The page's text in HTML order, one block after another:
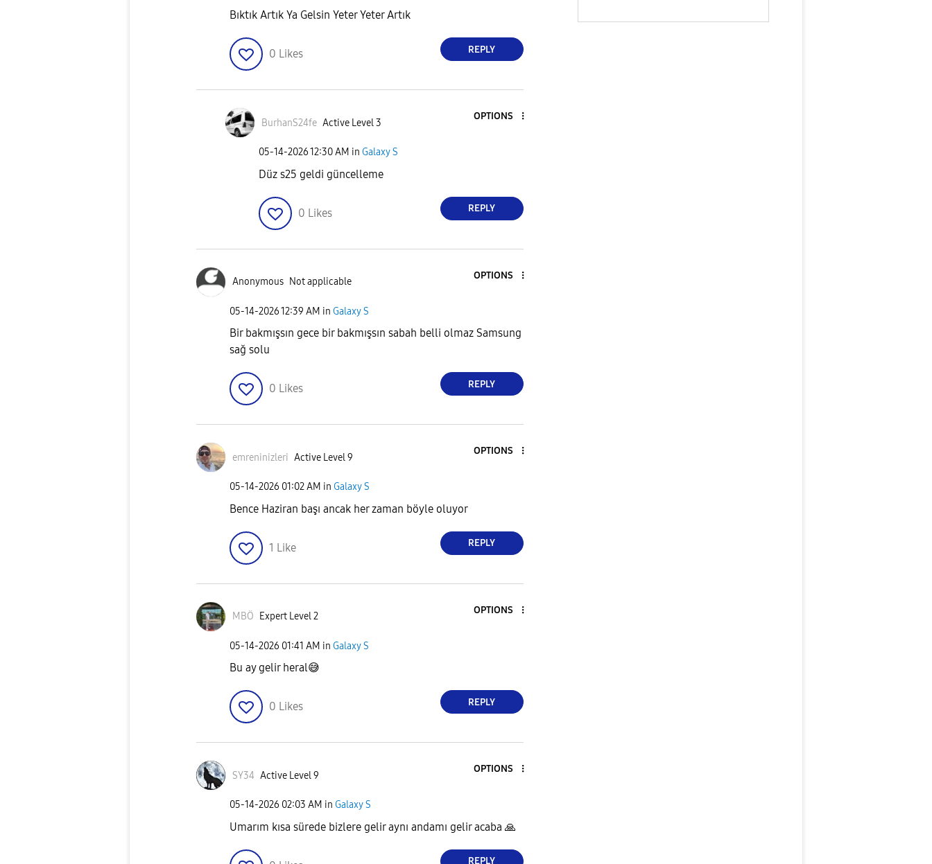
Bıktık Artık Ya Gelsin Yeter Yeter Artık
0 Likes REPLY
BurhanS24fe Active Level 3
OPTIONS
‎05-14-202612:30 AM in Galaxy S
Düz s25 geldi güncelleme
0 Likes REPLY
Anonymous Not applicable
OPTIONS
‎05-14-202612:39 AM in Galaxy S
Bir bakmışsın gece bir bakmışsın sabah belli olmaz Samsung
sağ solu
0 Likes REPLY
emreninizleri Active Level 9
OPTIONS
‎05-14-2026 01:02 AM in Galaxy S
Bence Haziran başı ancak her zaman böyle oluyor
1 Like REPLY
MBÖ Expert Level 2
OPTIONS
‎05-14-2026 01:41 AM in Galaxy S
Bu ay gelir heral😅
0 Likes REPLY
SY34 Active Level 9
OPTIONS
‎05-14-2026 02:03 AM in Galaxy S
Umarım kısa sürede bizlere gelir aynı andamı gelir acaba 🙏
REPLY